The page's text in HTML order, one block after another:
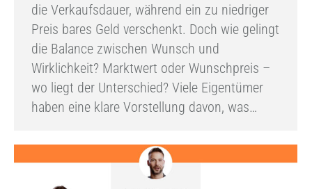
die Verkaufsdauer, während ein zu niedriger
Preis bares Geld verschenkt. Doch wie gelingt
die Balance zwischen Wunsch und
Wirklichkeit? Marktwert oder Wunschpreis –
wo liegt der Unterschied? Viele Eigentümer
haben eine klare Vorstellung davon, was…